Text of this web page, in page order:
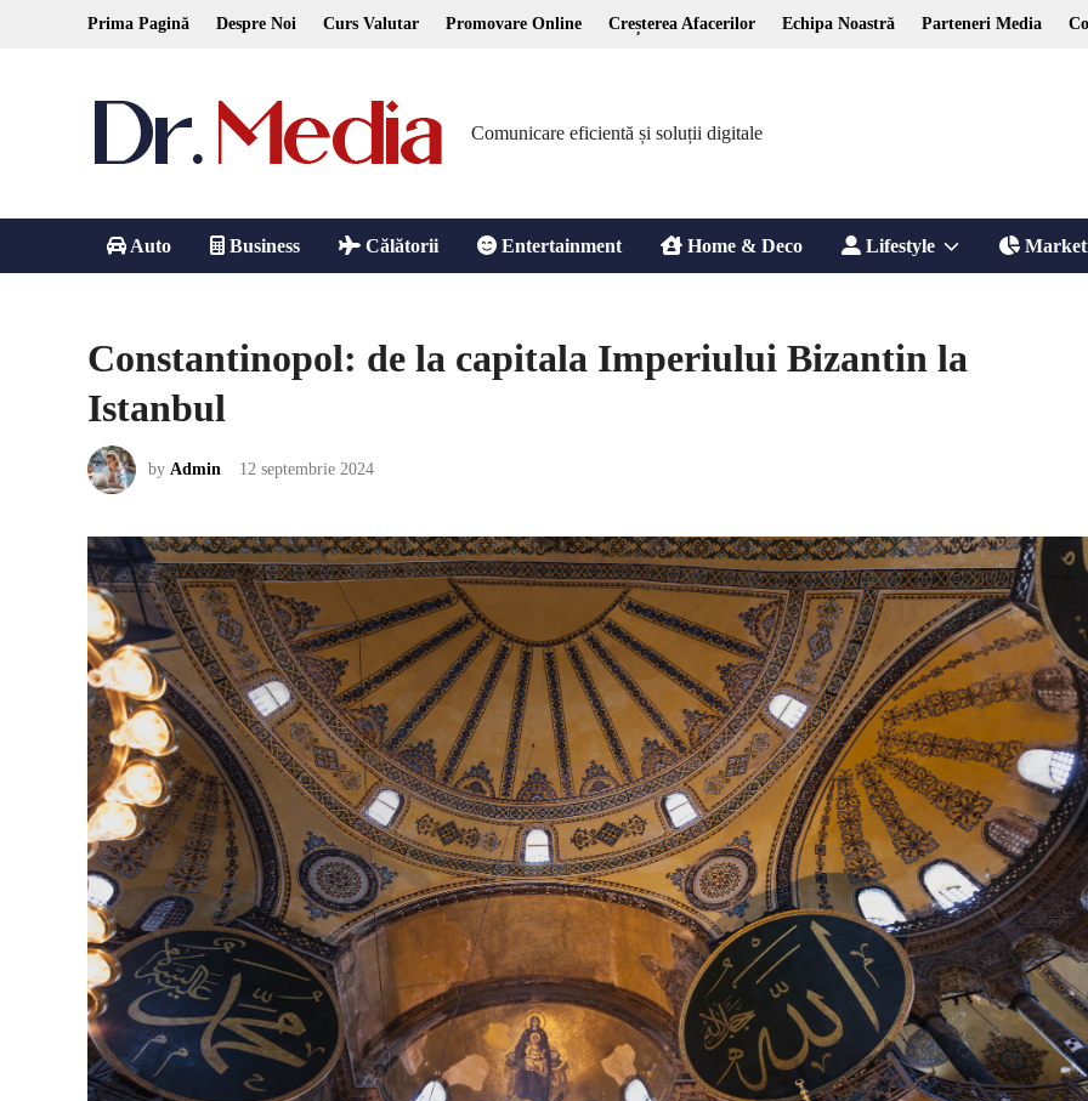
Prima Pagină Despre Noi Curs Valutar Promovare Online Creșterea Afacerilor Echipa Noastră Parteneri Media
Comunicare eficientă și soluții digitale
Auto Business Călătorii Entertainment Home & Deco Lifestyle Show
menu
Constantinopol: de la capitala Imperiului Bizantin la
Istanbul
by Admin 12 septembrie 2024